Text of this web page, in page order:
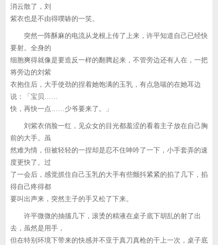
消云散了，刘
紫衣也是不由得噗哧的一笑。
突然一阵酥麻的电流从龙根上传了上来，许平知道自己已经快
要射。全身的
细胞爽得就像是要造反一样的翻腾起来，不管旁边还有人在，一把
将旁边的刘紫
衣抱住后，大手使劲的捏着她饱满的玉乳，有点急喘的在她耳边
说：「宝贝……
快，再快一点……少爷要来了。」
刘紫衣俏脸一红，见众女的目光都羞涩的看着主子放在自己胸
前的大手。虽
然难为情，但被轻轻的一捏却是忍不住呻吟了一下，小手套弄的速
度更快了。过
了一会后，感觉抓住自己玉乳的大手有些颤抖紧紧的掐了几下，掐
得自己疼得都
要叫出声来，突然主子的手又松了下来。
许平微微的抽搐几下，滚烫的精液在桌子底下胡乱的射了出
去，虽然是用手，
但在特别环境下带来的快感并不亚于真刀真枪的干上一次，桌子底